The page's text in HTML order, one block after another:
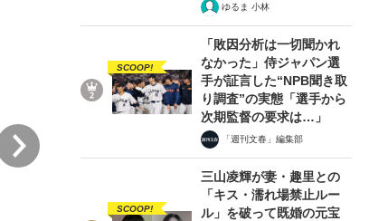
ゆるま 小林
SCOOP!
「敗因分析は一切聞かれ
なかった」侍ジャパン選
手が証言した“NPB聞き取
り調査”の実態「選手から
次期監督の要求は…」
「週刊文春」編集部
SCOOP!
三山凌輝が妻・趣里との
「キス・濡れ場禁止ルー
ル」を破って既婚の元宝